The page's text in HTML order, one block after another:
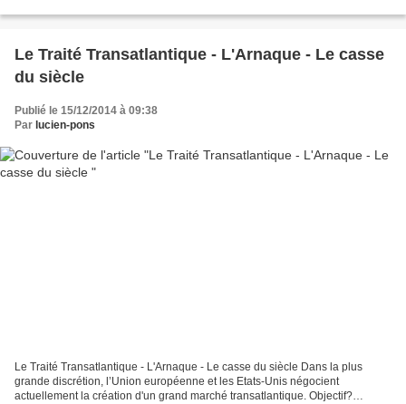
Le Traité Transatlantique - L'Arnaque - Le casse
du siècle
Publié le 15/12/2014 à 09:38
Par lucien-pons
Le Traité Transatlantique - L'Arnaque - Le casse du siècle Dans la plus
grande discrétion, l’Union européenne et les Etats-Unis négocient
actuellement la création d'un grand marché transatlantique. Objectif?